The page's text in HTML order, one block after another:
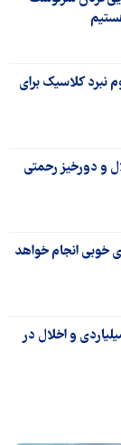
نبرد کلاسیک برای
و دورخیز رحمتی
خوبی انجام خواهد
هدایتی؛ بدهی ۱۵۰۰ میلیاردی و اخلال در